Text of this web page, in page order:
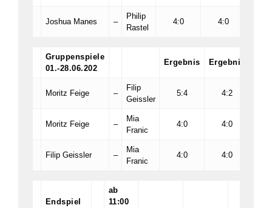
Joshua Manes –
Philip
Rastel
4:0 4:0
Gruppenspiele
01.-28.06.202
Ergebnis Ergebnis
Moritz Feige –
Filip
Geissler
5:4 4:2
Moritz Feige –
Mia
Franic
4:0 4:0
Filip Geissler –
Mia
Franic
4:0 4:0
Endspiel
ab
11:00